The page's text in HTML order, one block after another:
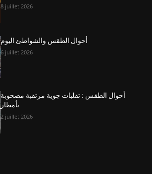
8 juillet 2026
أحوال الطقس والشواطئ اليوم
6 juillet 2026
أحوال الطقس : تقلبات جوية مرتقبة مصحوبة
بأمطار
2 juillet 2026